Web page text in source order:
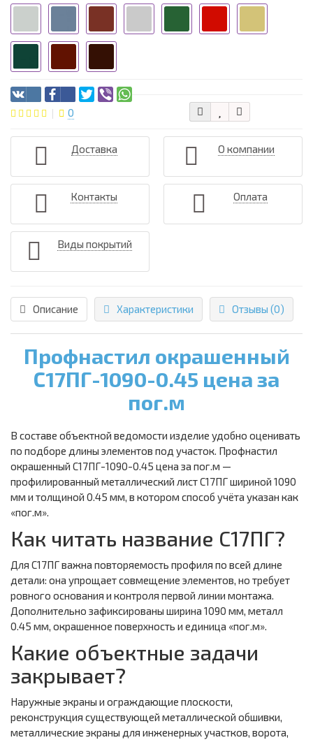
0
Доставка О компании
Контакты Оплата
Виды покрытий
Описание Характеристики Отзывы (0)
Профнастил окрашенный
С17ПГ-1090-0.45 цена за
пог.м
В составе объектной ведомости изделие удобно оценивать
по подборе длины элементов под участок. Профнастил
окрашенный С17ПГ-1090-0.45 цена за пог.м —
профилированный металлический лист С17ПГ шириной 1090
мм и толщиной 0.45 мм, в котором способ учёта указан как
«пог.м».
Как читать название С17ПГ?
Для С17ПГ важна повторяемость профиля по всей длине
детали: она упрощает совмещение элементов, но требует
ровного основания и контроля первой линии монтажа.
Дополнительно зафиксированы ширина 1090 мм, металл
0.45 мм, окрашенное поверхность и единица «пог.м».
Какие объектные задачи
закрывает?
Наружные экраны и ограждающие плоскости,
реконструкция существующей металлической обшивки,
металлические экраны для инженерных участков, ворота,